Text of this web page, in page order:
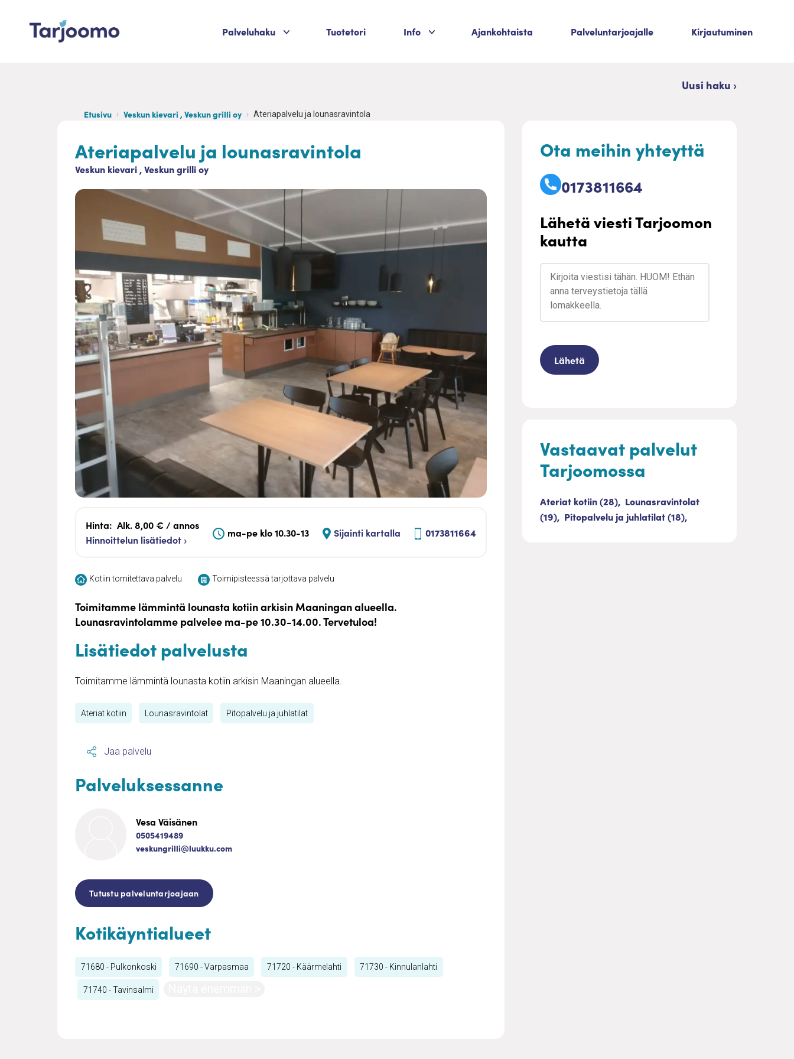
Palveluhaku Palvelukategoriat
Tuotetori Info Palvelukategoriat
Ajankohtaista Palveluntarjoajalle Kirjautuminen
Uusi haku ›
Etusivu Veskun kievari , Veskun grilli oy Ateriapalvelu ja lounasravintola
Ateriapalvelu ja lounasravintola
Veskun kievari , Veskun grilli oy
Hinta: Alk. 8,00 € / annos
Hinnoittelun lisätiedot ›
ma-pe klo 10.30-13 Sijainti kartalla 0173811664
Kotiin tomitettava palvelu Toimipisteessä tarjottava palvelu
Toimitamme lämmintä lounasta kotiin arkisin Maaningan alueella.
Lounasravintolamme palvelee ma-pe 10.30-14.00. Tervetuloa!
Lisätiedot palvelusta
Toimitamme lämmintä lounasta kotiin arkisin Maaningan alueella.
Ateriat kotiin Lounasravintolat Pitopalvelu ja juhlatilat
Jaa palvelu
Palveluksessanne
Vesa Väisänen
0505419489
veskungrilli@luukku.com
Tutustu palveluntarjoajaan
Kotikäyntialueet
71680 - Pulkonkoski 71690 - Varpasmaa 71720 - Käärmelahti 71730 - Kinnulanlahti
71740 - Tavinsalmi
Vastaavat palvelut
Tarjoomossa
Ateriat kotiin (28), Lounasravintolat
(19), Pitopalvelu ja juhlatilat (18),
Ota meihin yhteyttä
0173811664
Lähetä viesti Tarjoomon
kautta